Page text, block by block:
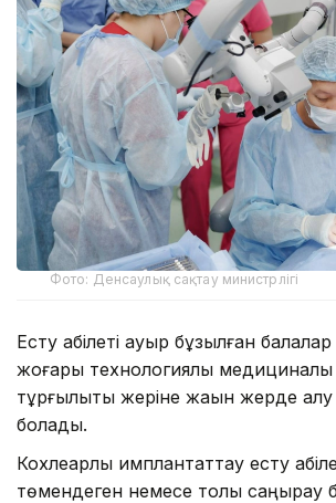
Фото: Денсаулық сақтау министрлігі
Есту қабілеті ауыр бұзылған
жоғары технологиялық медициналық
тұрғылықты жеріне жақын жерде алу
болады.
Кохлеарлық имплантаттау есту
төмендеген немесе толық саңырау